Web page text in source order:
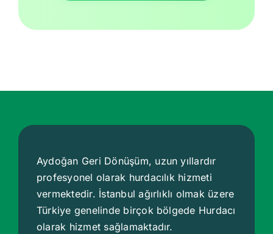
Aydoğan Geri Dönüşüm, uzun yıllardır
profesyonel olarak hurdacılık hizmeti
vermektedir. İstanbul ağırlıklı olmak üzere
Türkiye genelinde birçok bölgede Hurdacı
olarak hizmet sağlamaktadır.